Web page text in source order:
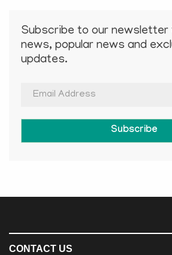
Subscribe to our
news, popular news and
updates.
Subscribe
CONTACT US